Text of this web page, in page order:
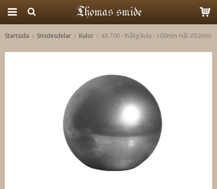
Startsida Smidesdelar Kulor 43.700 - Ihålig kula - 100mm Hål ∅52mm